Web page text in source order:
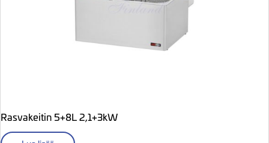
Rasvakeitin 5+8L 2,1+3kW